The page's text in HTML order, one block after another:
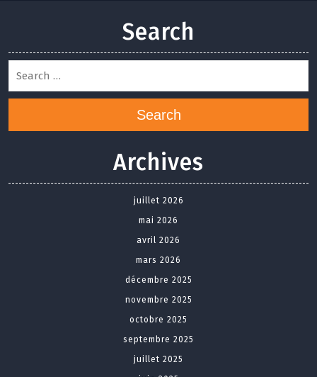
Search
Search
Archives
juillet 2026
mai 2026
avril 2026
mars 2026
décembre 2025
novembre 2025
octobre 2025
septembre 2025
juillet 2025